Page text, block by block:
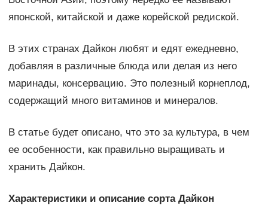
японской, китайской и даже корейской редиской.
В этих странах Дайкон любят и едят ежедневно,
добавляя в различные блюда или делая из него
маринады, консервацию. Это полезный корнеплод,
содержащий много витаминов и минералов.
В статье будет описано, что это за культура, в чем
ее особенности, как правильно выращивать и
хранить Дайкон.
Характеристики и описание сорта Дайкон